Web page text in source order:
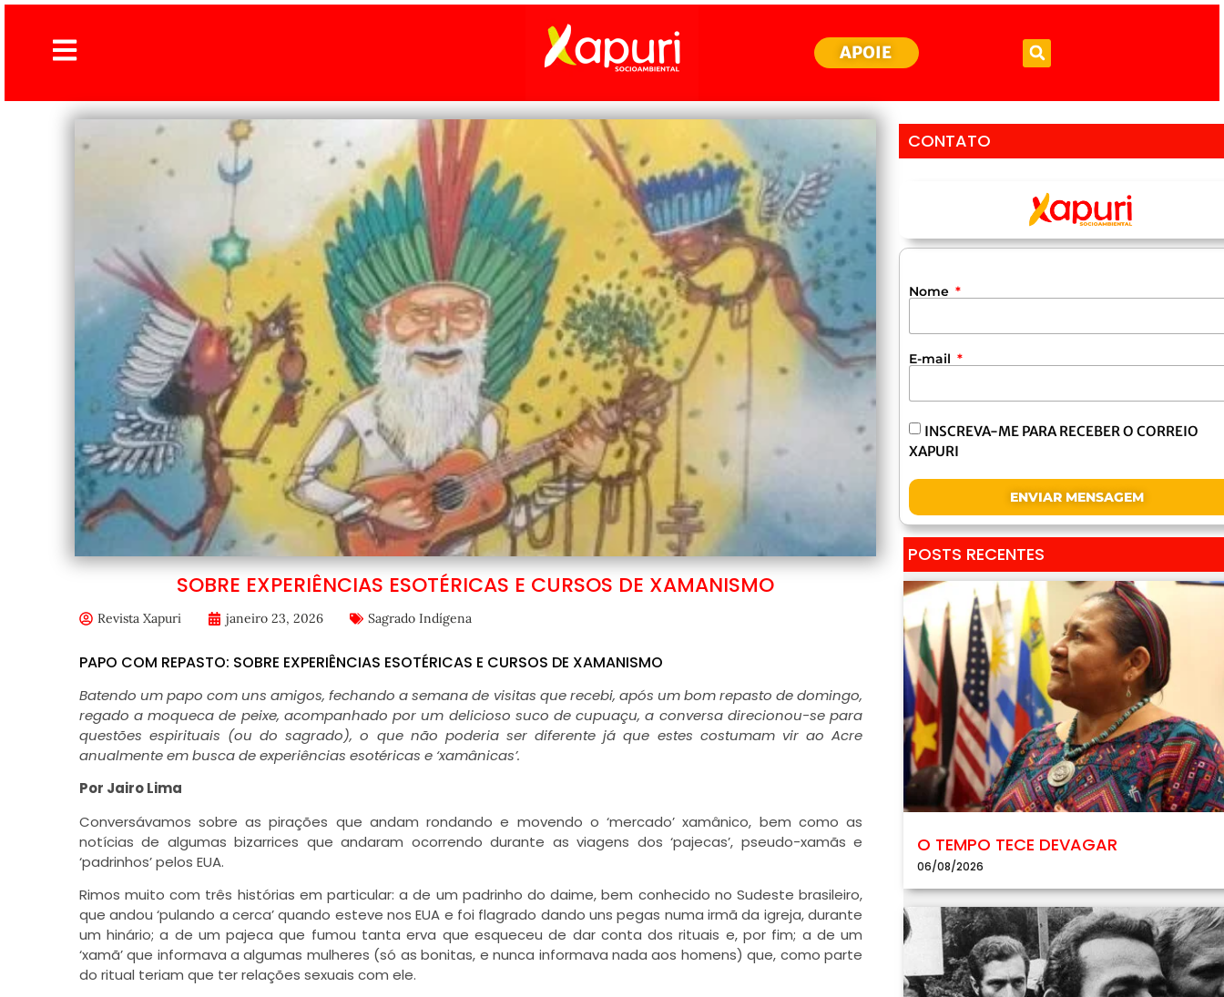
APOIE
SOBRE EXPERIÊNCIAS ESOTÉRICAS E CURSOS DE XAMANISMO
Revista Xapuri janeiro 23, 2026 Sagrado Indígena
PAPO COM REPASTO: SOBRE EXPERIÊNCIAS ESOTÉRICAS E CURSOS DE XAMANISMO
Batendo um papo com uns amigos, fechando a semana de visitas que recebi, após um bom repasto de domingo,
regado a moqueca de peixe, acompanhado por um delicioso suco de cupuaçu, a conversa direcionou-se para
questões espirituais (ou do sagrado), o que não poderia ser diferente já que estes costumam vir ao Acre
anualmente em busca de experiências esotéricas e ‘xamânicas’.
Por Jairo Lima
Conversávamos sobre as pirações que andam rondando e movendo o ‘mercado’ xamânico, bem como as
notícias de algumas bizarrices que andaram ocorrendo durante as viagens dos ‘pajecas’, pseudo-xamãs e
‘padrinhos’ pelos EUA.
Rimos muito com três histórias em particular: a de um padrinho do daime, bem conhecido no Sudeste brasileiro,
que andou ‘pulando a cerca’ quando esteve nos EUA e foi flagrado dando uns pegas numa irmã da igreja, durante
um hinário; a de um pajeca que fumou tanta erva que esqueceu de dar conta dos rituais e, por fim; a de um
‘xamã’ que informava a algumas mulheres (só as bonitas, e nunca informava nada aos homens) que, como parte
do ritual teriam que ter relações sexuais com ele.
CONTATO
Nome
E-mail
INSCREVA-ME PARA RECEBER O CORREIO
XAPURI
ENVIAR MENSAGEM
POSTS RECENTES
O TEMPO TECE DEVAGAR
06/08/2026